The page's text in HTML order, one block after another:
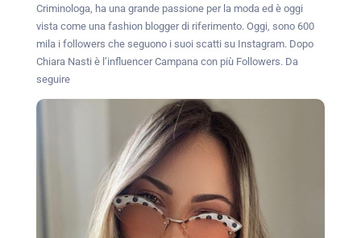
Criminologa, ha una grande passione per la moda ed è oggi
vista come una fashion blogger di riferimento. Oggi, sono 600
mila i followers che seguono i suoi scatti su Instagram. Dopo
Chiara Nasti è l’influencer Campana con più Followers. Da
seguire